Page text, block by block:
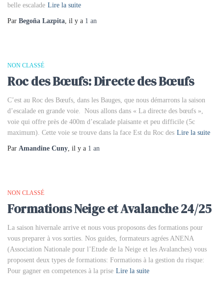
belle escalade Lire la suite
Par Begoña Lazpita, il y a 1 an
NON CLASSÉ
Roc des Bœufs: Directe des Bœufs
C’est au Roc des Bœufs, dans les Bauges, que nous démarrons la saison
d’escalade en grande voie. Nous allons dans « La directe des bœufs »,
voie qui offre près de 400m d’escalade plaisante et peu difficile (5c
maximum). Cette voie se trouve dans la face Est du Roc des Lire la suite
Par Amandine Cuny, il y a 1 an
NON CLASSÉ
Formations Neige et Avalanche 24/25
La saison hivernale arrive et nous vous proposons des formations pour
vous preparer à vos sorties. Nos guides, formateurs agrées ANENA
(Association Nationale pour l’Etude de la Neige et les Avalanches) vous
proposent deux types de formations: Formations à la gestion du risque:
Pour gagner en competences à la prise Lire la suite